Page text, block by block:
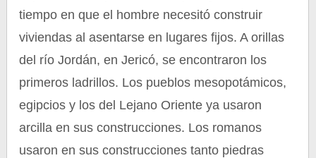
tiempo en que el hombre necesitó construir
viviendas al asentarse en lugares fijos. A orillas
del río Jordán, en Jericó, se encontraron los
primeros ladrillos. Los pueblos mesopotámicos,
egipcios y los del Lejano Oriente ya usaron
arcilla en sus construcciones. Los romanos
usaron en sus construcciones tanto piedras